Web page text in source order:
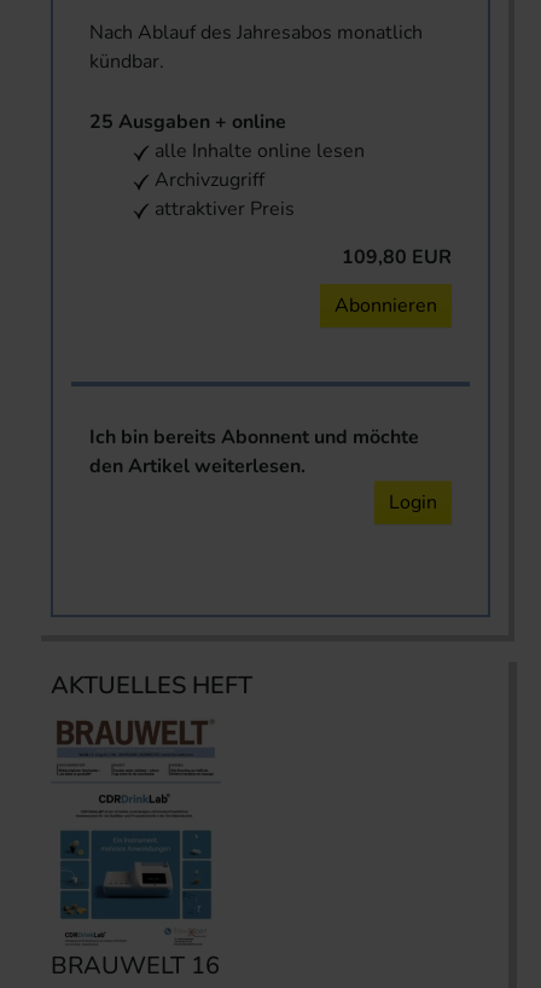
Nach Ablauf des Jahresabos monatlich
kündbar.
25 Ausgaben + online
alle Inhalte online lesen
Archivzugriff
attraktiver Preis
109,80 EUR
Abonnieren
Ich bin bereits Abonnent und möchte
den Artikel weiterlesen.
Login
AKTUELLES HEFT
BRAUWELT 16